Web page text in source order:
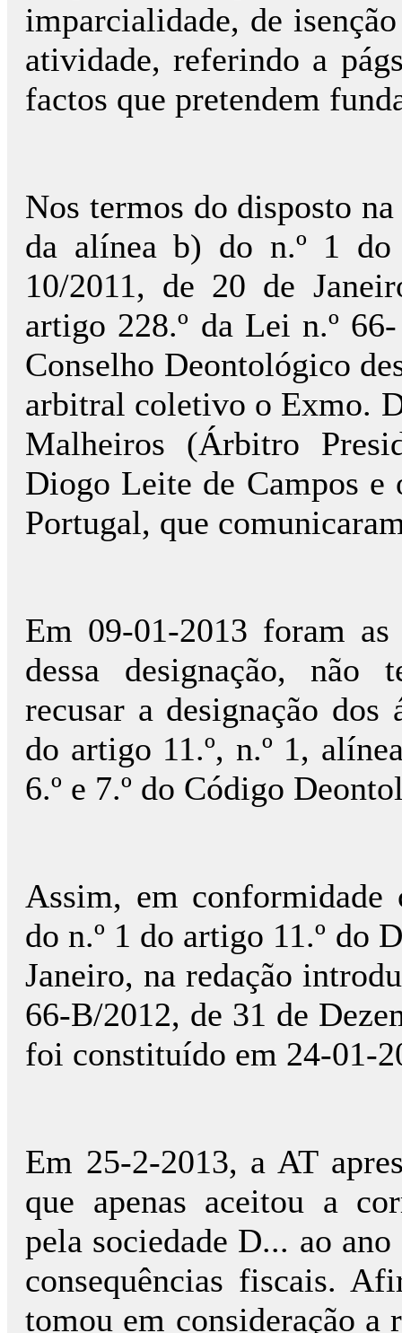
imparcialidade, de
atividade, referindo a
factos que pretendem
Nos termos do disposto
da alínea b) do n.º 1 do
10/2011, de 20 de
artigo 228.º da Lei n.º
Conselho Deontológico
arbitral coletivo o Exmo.
Malheiros (Árbitro
Diogo Leite de Campos
Portugal, que
Em 09-01-2013 foram as
dessa designação, não
recusar a designação
do artigo 11.º, n.º 1,
6.º e 7.º do Código
Assim, em
do n.º 1 do artigo 11.º do
Janeiro, na redação
66-B/2012, de 31 de
foi constituído em 24-01-
Em 25-2-2013, a AT
que apenas aceitou a
pela sociedade D... ao
consequências fiscais.
tomou em consideração a